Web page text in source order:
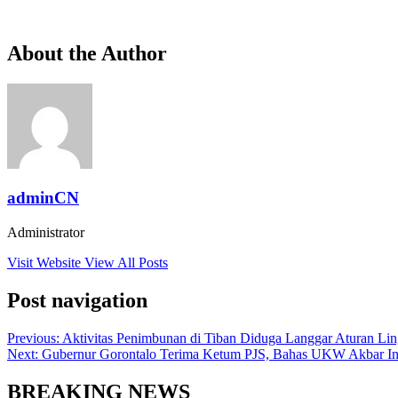
About the Author
adminCN
Administrator
Visit Website View All Posts
Post navigation
Previous: Aktivitas Penimbunan di Tiban Diduga Langgar Aturan
Next: Gubernur Gorontalo Terima Ketum PJS, Bahas UKW Akbar
BREAKING NEWS